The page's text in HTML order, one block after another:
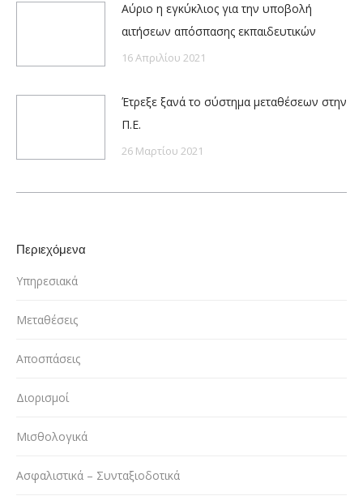
Αύριο η εγκύκλιος για την υποβολή
αιτήσεων απόσπασης εκπαιδευτικών
16 Απριλίου 2021
Έτρεξε ξανά το σύστημα μεταθέσεων στην
Π.Ε.
26 Μαρτίου 2021
Περιεχόμενα
Υπηρεσιακά
Μεταθέσεις
Αποσπάσεις
Διορισμοί
Μισθολογικά
Ασφαλιστικά – Συνταξιοδοτικά